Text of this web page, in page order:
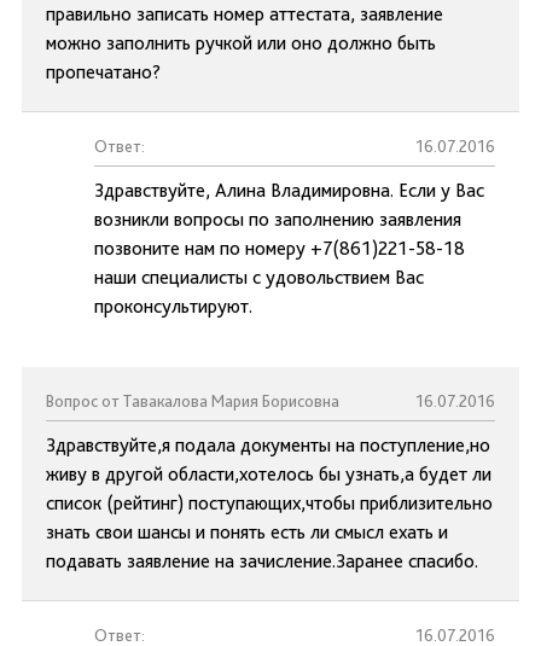
правильно записать номер аттестата, заявление
можно заполнить ручкой или оно должно быть
пропечатано?
Ответ: 16.07.2016
Здравствуйте, Алина Владимировна. Если у Вас
возникли вопросы по заполнению заявления
позвоните нам по номеру +7(861)221-58-18
наши специалисты с удовольствием Вас
проконсультируют.
Вопрос от Тавакалова Мария Борисовна 16.07.2016
Здравствуйте,я подала документы на поступление,но
живу в другой области,хотелось бы узнать,а будет ли
список (рейтинг) поступающих,чтобы приблизительно
знать свои шансы и понять есть ли смысл ехать и
подавать заявление на зачисление.Заранее спасибо.
Ответ: 16.07.2016